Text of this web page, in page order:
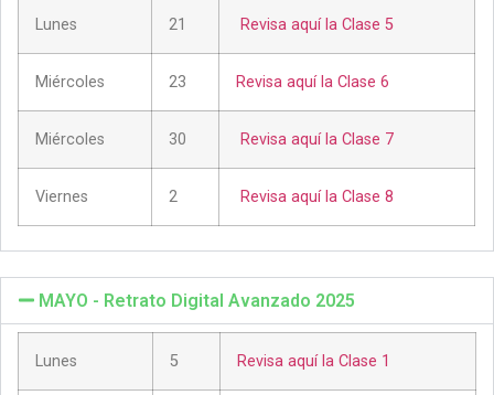
Lunes 21 Revisa aquí la Clase 5
Miércoles 23 Revisa aquí la Clase 6
Miércoles 30 Revisa aquí la Clase 7
Viernes 2 Revisa aquí la Clase 8
MAYO - Retrato Digital Avanzado 2025
Lunes 5 Revisa aquí la Clase 1